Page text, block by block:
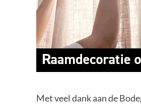
Met veel dank aan de